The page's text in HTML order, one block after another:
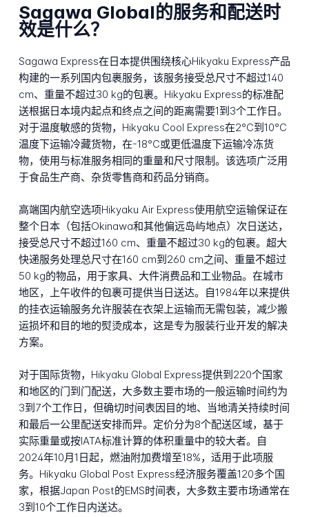
Sagawa Global的服务和配送时
效是什么？
Sagawa Express在日本提供围绕核心Hikyaku Express产品
构建的一系列国内包裹服务，该服务接受总尺寸不超过140
cm、重量不超过30 kg的包裹。Hikyaku Express的标准配
送根据日本境内起点和终点之间的距离需要1到3个工作日。
对于温度敏感的货物，Hikyaku Cool Express在2°C到10°C
温度下运输冷藏货物，在-18°C或更低温度下运输冷冻货
物，使用与标准服务相同的重量和尺寸限制。该选项广泛用
于食品生产商、杂货零售商和药品分销商。
高端国内航空选项Hikyaku Air Express使用航空运输保证在
整个日本（包括Okinawa和其他偏远岛屿地点）次日送达，
接受总尺寸不超过160 cm、重量不超过30 kg的包裹。超大
快递服务处理总尺寸在160 cm到260 cm之间、重量不超过
50 kg的物品，用于家具、大件消费品和工业物品。在城市
地区，上午收件的包裹可提供当日送达。自1984年以来提供
的挂衣运输服务允许服装在衣架上运输而无需包装，减少搬
运损坏和目的地的熨烫成本，这是专为服装行业开发的解决
方案。
对于国际货物，Hikyaku Global Express提供到220个国家
和地区的门到门配送，大多数主要市场的一般运输时间约为
3到7个工作日，但确切时间表因目的地、当地清关持续时间
和最后一公里配送安排而异。定价分为8个配送区域，基于
实际重量或按IATA标准计算的体积重量中的较大者。自
2024年10月1日起，燃油附加费增至18%，适用于此项服
务。Hikyaku Global Post Express经济服务覆盖120多个国
家，根据Japan Post的EMS时间表，大多数主要市场通常在
3到10个工作日内送达。